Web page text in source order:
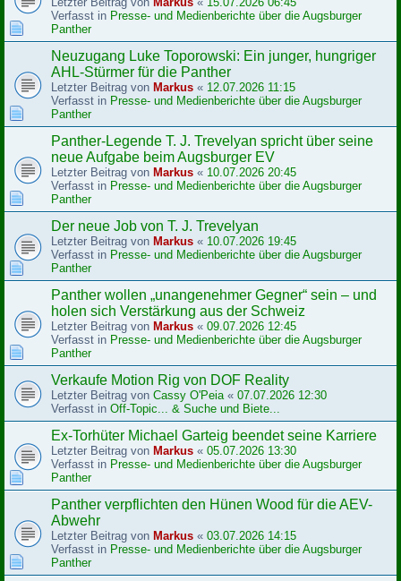
Verfasst in Presse- und Medienberichte über die Augsburger
Panther
Neuzugang Luke Toporowski: Ein junger, hungriger
AHL-Stürmer für die Panther
Letzter Beitrag von Markus « 12.07.2026 11:15
Verfasst in Presse- und Medienberichte über die Augsburger
Panther
Panther-Legende T. J. Trevelyan spricht über seine
neue Aufgabe beim Augsburger EV
Letzter Beitrag von Markus « 10.07.2026 20:45
Verfasst in Presse- und Medienberichte über die Augsburger
Panther
Der neue Job von T. J. Trevelyan
Letzter Beitrag von Markus « 10.07.2026 19:45
Verfasst in Presse- und Medienberichte über die Augsburger
Panther
Panther wollen „unangenehmer Gegner“ sein – und
holen sich Verstärkung aus der Schweiz
Letzter Beitrag von Markus « 09.07.2026 12:45
Verfasst in Presse- und Medienberichte über die Augsburger
Panther
Verkaufe Motion Rig von DOF Reality
Letzter Beitrag von Cassy O'Peia« 07.07.2026 12:30
Verfasst in Off-Topic... & Suche und Biete...
Ex-Torhüter Michael Garteig beendet seine Karriere
Letzter Beitrag von Markus « 05.07.2026 13:30
Verfasst in Presse- und Medienberichte über die Augsburger
Panther
Panther verpflichten den Hünen Wood für die AEV-
Abwehr
Letzter Beitrag von Markus « 03.07.2026 14:15
Verfasst in Presse- und Medienberichte über die Augsburger
Panther